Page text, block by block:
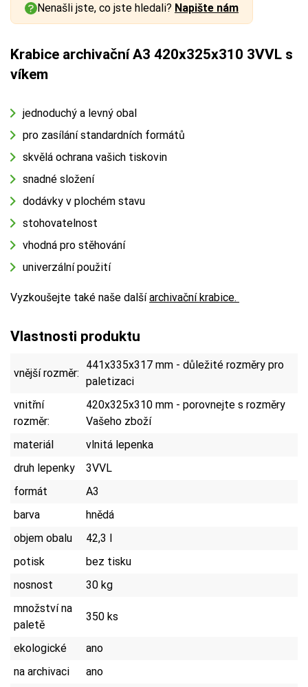
Nenašli jste, co jste hledali? Napište nám
Krabice archivační A3 420x325x310 3VVL s
víkem
jednoduchý a levný obal
pro zasílání standardních formátů
skvělá ochrana vašich tiskovin
snadné složení
dodávky v plochém stavu
stohovatelnost
vhodná pro stěhování
univerzální použití
Vyzkoušejte také naše dalšíarchivační krabice.
Vlastnosti produktu
vnější rozměr:
441x335x317 mm - důležité rozměry pro
paletizaci
vnitřní
rozměr:
420x325x310 mm - porovnejte s rozměry
Vašeho zboží
materiál
vlnitá lepenka
druh lepenky
3VVL
formát
A3
barva
hnědá
objem obalu
42,3 l
potisk
bez tisku
nosnost
30 kg
množství na
paletě
350 ks
ekologické
ano
na archivaci
ano